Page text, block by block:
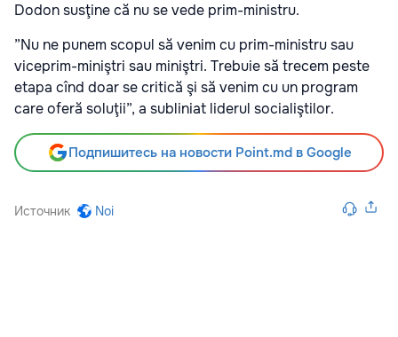
Dodon susţine că nu se vede prim-ministru.
”Nu ne punem scopul să venim cu prim-ministru sau
viceprim-miniştri sau miniştri. Trebuie să trecem peste
etapa cînd doar se critică şi să venim cu un program
care oferă soluţii”, a subliniat liderul socialiştilor.
Подпишитесь на новости Point.md в Google
Источник Noi